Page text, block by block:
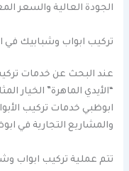
الجودة العالية والسعر
تركيب ابواب وشبابيك في
عند البحث عن خدمات
“الأيدي الماهرة” الخيار
ابوظبي خدمات تركيب
والمشاريع التجارية في
تتم عملية تركيب ابواب